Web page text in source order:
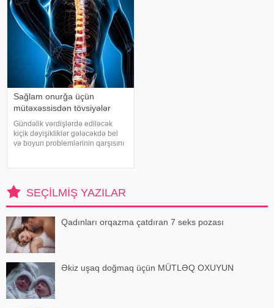
hesabla 32 yaşına qədər inkişa
Sağlam onurğa üçün
mütəxəssisdən tövsiyələr
Gündəlik vərdişlərdə ediləcək
kiçik dəyişikliklər gələcəkdə bel
və boyun problemlərinin qarşısını
qalmasınd
SEÇILMIŞ YAZILAR
Qadınları orqazma çatdıran 7 seks pozası
Əkiz uşaq doğmaq üçün MÜTLƏQ OXUYUN